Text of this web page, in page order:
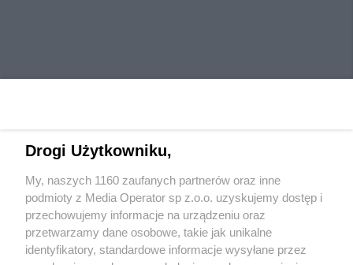
Wydawca mediówlokalnych
Drogi Użytkowniku,
My, naszych 1160 zaufanych partnerów oraz inne
podmioty z Media Operator sp z.o.o. uzyskujemy dostęp i
przechowujemy informacje na urządzeniu oraz
przetwarzamy dane osobowe, takie jak unikalne
identyfikatory, standardowe informacje wysyłane przez